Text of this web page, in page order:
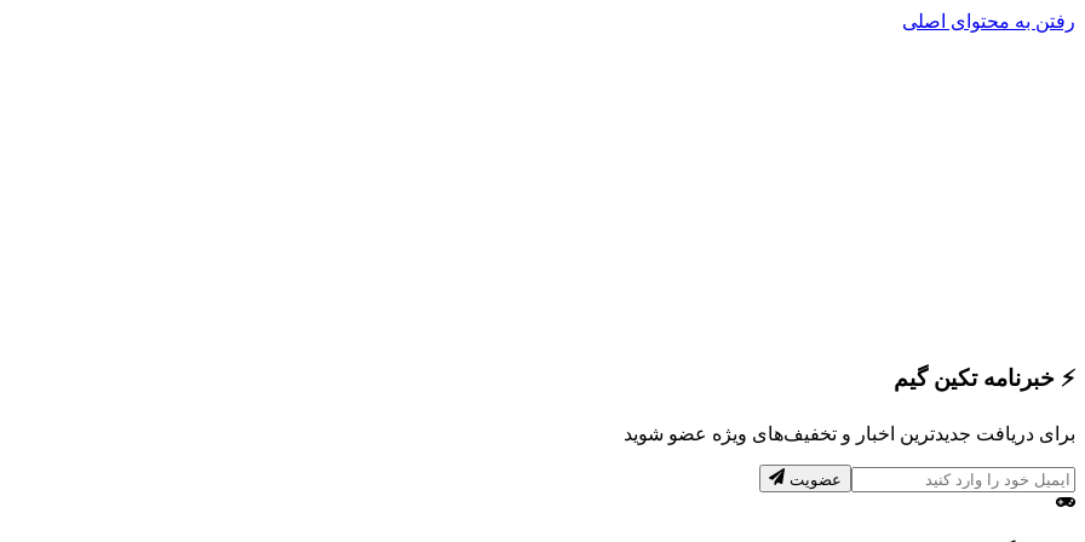
رفتن به محتوای اصلی
⚡ خبرنامه تکین گیم
برای دریافت جدیدترین اخبار و تخفیف‌های ویژه عضو شوید
عضویت